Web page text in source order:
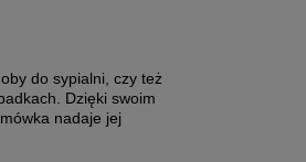
do sypialni, czy też
Dzięki swoim
nadaje jej